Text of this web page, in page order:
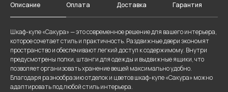
Описание Оплата Доставка Гарантия
Шкаф-купе «Сакура» — это современное решение для вашего интерьера,
которое сочетает стиль и практичность. Раздвижные двери экономят
пространство и обеспечивают легкий доступ к содержимому. Внутри
предусмотрены полки, штанги для одежды и выдвижные ящики, что
позволяет организовать хранение вещей максимально удобно.
Благодаря разнообразию отделок и цветов шкаф-купе «Сакура» можно
адаптировать под любой стиль интерьера.